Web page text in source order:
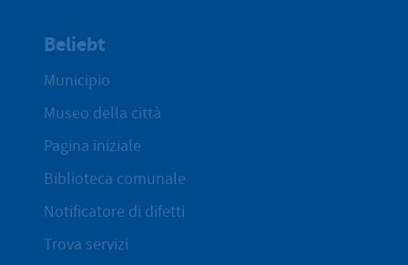
Beliebt
Municipio
Museo della città
Pagina iniziale
Biblioteca comunale
Notificatore di difetti
Trova servizi